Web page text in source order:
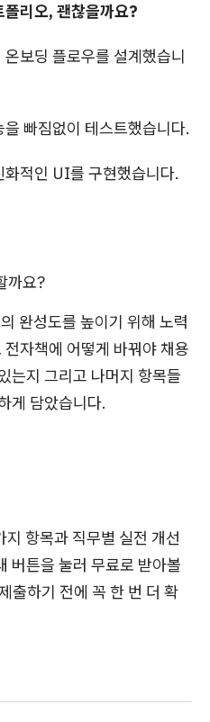
폴리오, 괜찮을까요?
온보딩 플로우를 설계했습니
을 빠짐없이 테스트했습니다.
화적인 UI를 구현했습니다.
까요?
완성도를 높이기 위해 노력
자책에 어떻게 바꿔야 채용
는지 그리고 나머지 항목들
게 담았습니다.
항목과 직무별 실전 개선
버튼을 눌러 무료로 받아볼
출하기 전에 꼭 한 번 더 확